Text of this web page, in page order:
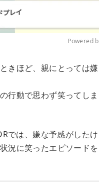
Powered
きほど、親にとっては
行動で思わず笑ってし
では、嫌な予感がした
況に笑ったエピソード